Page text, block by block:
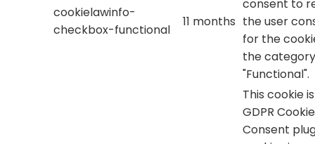
cookielawinfo-
checkbox-functional
11 months
consent to
the user
for the
the category
"Functional".
This cookie
GDPR Cookie
Consent